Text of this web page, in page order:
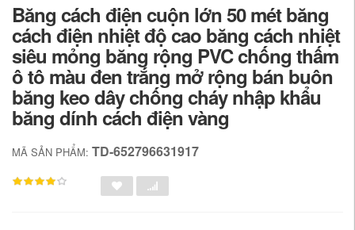
Băng cách điện cuộn lớn 50 mét băng
cách điện nhiệt độ cao băng cách nhiệt
siêu mỏng băng rộng PVC chống thấm
ô tô màu đen trắng mở rộng bán buôn
băng keo dây chống cháy nhập khẩu
băng dính cách điện vàng
MÃ SẢN PHẨM: TD-652796631917